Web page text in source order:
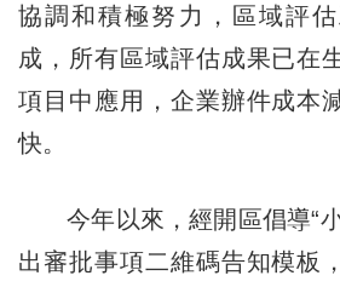
協調和積極努力，區域評
成，所有區域評估成果已在
項目中應用，企業辦件成本
快。
今年以來，經開區倡導“小
出審批事項二維碼告知模板